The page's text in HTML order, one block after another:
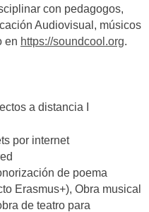
con pedagogos,
Audiovisual, músicos
en https://soundcool.org.
a distancia I
por internet
de poema
Erasmus+), Obra musical
de teatro para